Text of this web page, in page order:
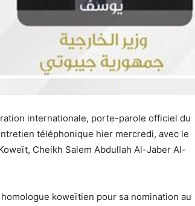
internationale, porte-parole officiel du
téléphonique hier mercredi, avec le
Cheikh Salem Abdullah Al-Jaber Al-
koweïtien pour sa nomination au